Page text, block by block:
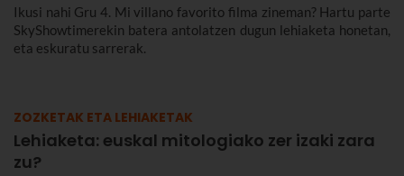
Ikusi nahi Gru 4. Mi villano favorito filma zineman? Hartu parte
SkyShowtimerekin batera antolatzen dugun lehiaketa honetan,
eta eskuratu sarrerak.
ZOZKETAK ETA LEHIAKETAK
Lehiaketa: euskal mitologiako zer izaki zara
zu?